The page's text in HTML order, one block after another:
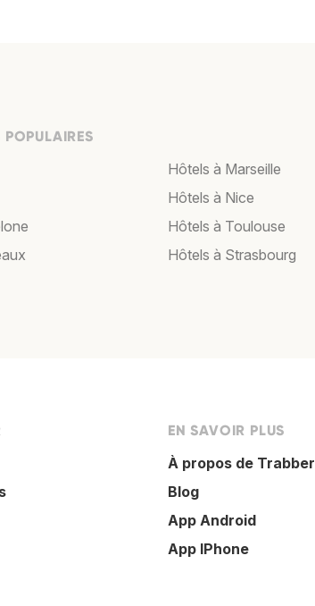
POPULAIRES
Hôtels à Marseille
Hôtels à Nice
Hôtels à Toulouse
Hôtels à Strasbourg
EN SAVOIR PLUS
À propos de Trabber
Blog
App Android
App IPhone